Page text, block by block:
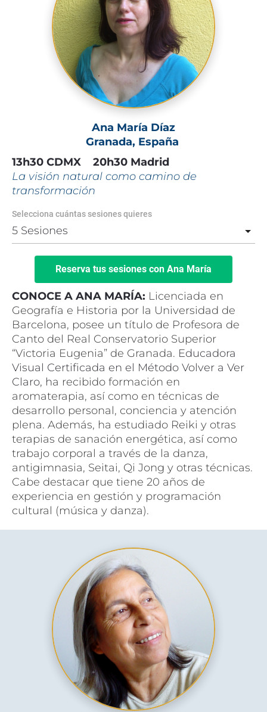
Ana María Díaz
Granada, España
13h30 CDMX    20h30 Madrid
La visión natural como camino de
transformación
Selecciona cuántas sesiones quieres
Reserva tus sesiones con Ana María
CONOCE A ANA MARÍA: Licenciada en
Geografía e Historia por la Universidad de
Barcelona, posee un título de Profesora de
Canto del Real Conservatorio Superior
“Victoria Eugenia” de Granada. Educadora
Visual Certificada en el Método Volver a Ver
Claro, ha recibido formación en
aromaterapia, así como en técnicas de
desarrollo personal, conciencia y atención
plena. Además, ha estudiado Reiki y otras
terapias de sanación energética, así como
trabajo corporal a través de la danza,
antigimnasia, Seitai, Qi Jong y otras técnicas.
Cabe destacar que tiene 20 años de
experiencia en gestión y programación
cultural (música y danza).